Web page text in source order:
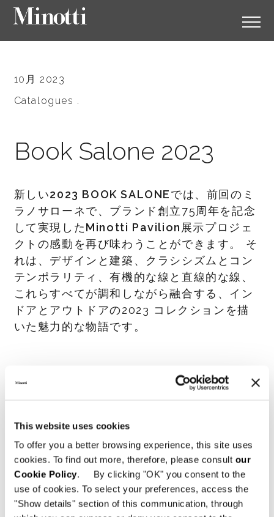
This website uses cookies
To offer you a better browsing experience, this site uses
cookies. To find out more, therefore, please consult our
Cookie Policy. By clicking "OK" you consent to the
use of cookies. To select your preferences, access the
"Show details" section of this communication, through
VIEW GALLERY
10月 2023
Catalogues .
Book Salone 2023
新しい2023 BOOK SALONEでは、前回のミ
ラノサローネで、ブランド創立75周年を記念
して実現したMinotti Pavilion 展示プロジェ
クトの感動を再び味わうことができます。 そ
れは、デザインと建築、クラシシズムとコン
テンポラリティ、有機的な線と直線的な線、
これらすべてが調和しながら融合する、イン
ドアとアウトドアの2023 コレクションを描
いた魅力的な物語です。